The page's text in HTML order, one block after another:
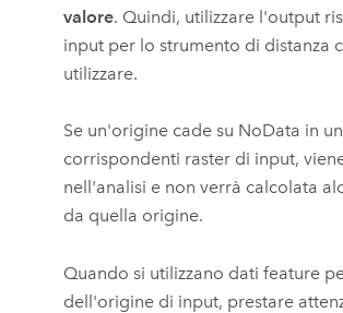
valore. Quindi, utilizzare l'output
input per lo strumento di distanza
utilizzare.
Se un'origine cade su NoData in
corrispondenti raster di input,
nell'analisi e non verrà calcolata
da quella origine.
Quando si utilizzano dati feature
dell'origine di input, prestare